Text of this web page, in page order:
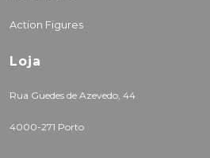
Action Figures
Loja
Rua Guedes de Azevedo, 44
4000-271 Porto